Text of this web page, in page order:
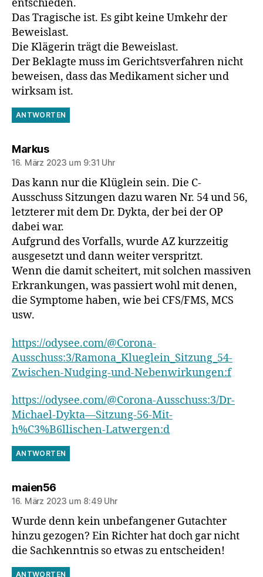
entschieden.
Das Tragische ist. Es gibt keine Umkehr der
Beweislast.
Die Klägerin trägt die Beweislast.
Der Beklagte muss im Gerichtsverfahren nicht
beweisen, dass das Medikament sicher und
wirksam ist.
ANTWORTEN
Markussagt:
16. März 2023 um 9:31 Uhr
Das kann nur die Klüglein sein. Die C-
Ausschuss Sitzungen dazu waren Nr. 54 und 56,
letzterer mit dem Dr. Dykta, der bei der OP
dabei war.
Aufgrund des Vorfalls, wurde AZ kurzzeitig
ausgesetzt und dann weiter verspritzt.
Wenn die damit scheitert, mit solchen massiven
Erkrankungen, was passiert wohl mit denen,
die Symptome haben, wie bei CFS/FMS, MCS
usw.
https://odysee.com/@Corona-
Ausschuss:3/Ramona_Klueglein_Sitzung_54-
Zwischen-Nudging-und-Nebenwirkungen:f
https://odysee.com/@Corona-Ausschuss:3/Dr-
Michael-Dykta—Sitzung-56-Mit-
h%C3%B6llischen-Latwergen:d
ANTWORTEN
maien56sagt:
16. März 2023 um 8:49 Uhr
Wurde denn kein unbefangener Gutachter
hinzu gezogen? Ein Richter hat doch gar nicht
die Sachkenntnis so etwas zu entscheiden!
ANTWORTEN